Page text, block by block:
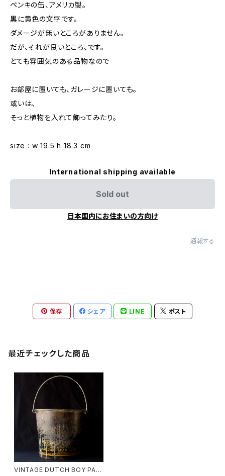
ペンキの缶、アメリカ製。
黒に黄色の文字です。
ダメージが無いところがありません。
だが、それが良いところ、です。
とても雰囲気のある品物なので
お部屋に置いても、ガレージに置いても。
或いは、
そっと植物を入れて飾ってみたり。
size : w 19.5 h 18.3 cm
International shipping available
Sold out
日本国内にお住まいの方向け
通報する
保存 シェア LINE ポスト
最近チェックした商品
VINTAGE DUTCH BOY PAIN